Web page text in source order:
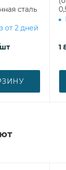
сталь
от 2 дней
1